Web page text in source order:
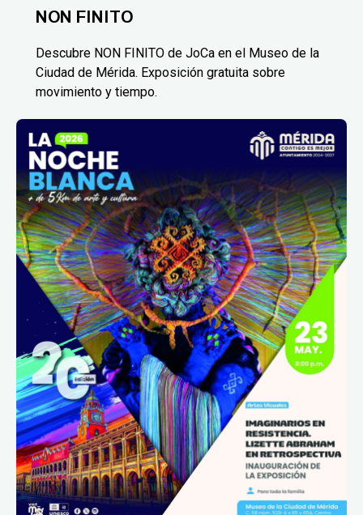
NON FINITO
Descubre NON FINITO de JoCa en el Museo de la
Ciudad de Mérida. Exposición gratuita sobre
movimiento y tiempo.